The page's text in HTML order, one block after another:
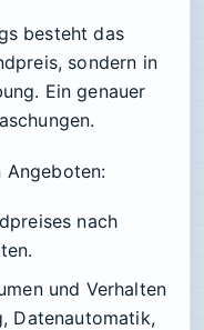
besteht das
sondern in
Ein genauer
Angeboten:
nach
und Verhalten
Datenautomatik,